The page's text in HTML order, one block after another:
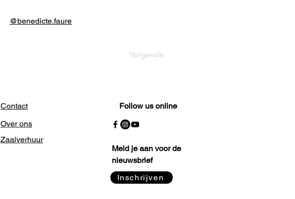
@benedicte.faure
Volgende
Contact
Over ons
Zaalverhuur
Follow us online
Meld je aan voor de
nieuwsbrief
Inschrijven